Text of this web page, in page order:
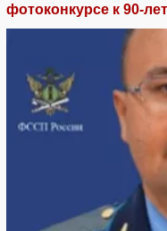
фотоконкурсе к 90-